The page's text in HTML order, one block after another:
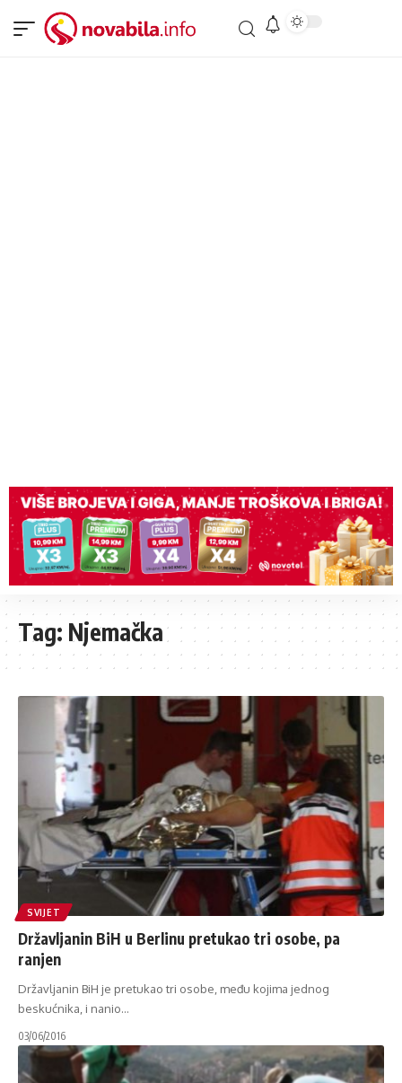
Tag: Njemačka
SVIJET
Državljanin BiH u Berlinu pretukao tri osobe, pa
ranjen
Državljanin BiH je pretukao tri osobe, među kojima jednog
beskućnika, i nanio…
03/06/2016